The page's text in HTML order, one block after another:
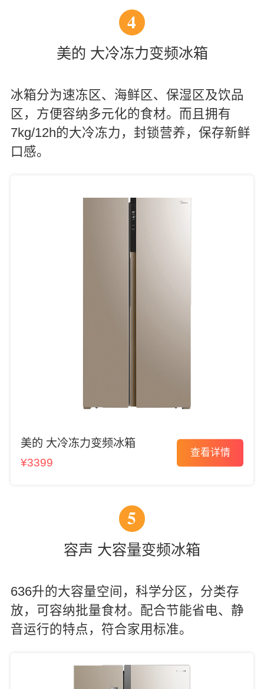
4
美的 大冷冻力变频冰箱
冰箱分为速冻区、海鲜区、保湿区及饮品
区，方便容纳多元化的食材。而且拥有
7kg/12h的大冷冻力，封锁营养，保存新鲜
口感。
美的 大冷冻力变频冰箱
¥3399
查看详情
5
容声 大容量变频冰箱
636升的大容量空间，科学分区，分类存
放，可容纳批量食材。配合节能省电、静
音运行的特点，符合家用标准。